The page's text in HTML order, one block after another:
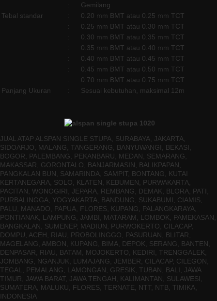
:
Gemilang
Tebal standar
:
0.20 mm BMT atau 0.25 mm TCT
:
0.25 mm BMT atau 0.30 mm TCT
:
0.30 mm BMT atau 0.35 mm TCT
:
0.35 mm BMT atau 0.40 mm TCT
:
0.40 mm BMT atau 0.45 mm TCT
:
0.45 mm BMT atau 0.50 mm TCT
:
0.70 mm BMT atau 0.75 mm TCT
Panjang Ukuran
: Sesuai kebutuhan, maksimal 12m
JUAL ATAP ALSPAN SINGLE STUPA, SURABAYA, JAKARTA,
SIDOARJO, MALANG, TANGERANG, BANYUWANGI, BEKASI,
BOGOR, PALEMBANG, PEKANBARU, MEDAN, SEMARANG,
MAKASSAR, GORONTALO, BANJARMASIN, BALIKPAPAN,
PANGKALAN BUN, SAMARINDA, SAMPIT, BONTANG, KUTAI
KERTANEGARA, SOLO, KLATEN, KEBUMEN, PURWAKARTA,
PACITAN, WONOGIRI, JEPARA, REMBANG, DEMAK, BLORA, PATI,
PURBALINGGA, YOGYAKARTA, BANDUNG, SUKABUMI, CIAMIS,
PALU, MANADO, PAPUA, FLORES, KUPANG, PALANGKARAYA,
PONTIANAK, LAMPUNG, JAMBI, MATARAM, LOMBOK, PAMEKASAN,
BANGKALAN, SUMENEP, MADIUN, PURWOKERTO, CILACAP,
DOMPU, ACEH, RIAU, PROBOLINGGO, PASURUAN, BLITAR,
MAGELANG, AMBON, KUPANG, BIMA, DEPOK, SERANG, BANTEN,
DENPASAR, RIAU, BATAM, MOJOKERTO, KEDIRI, TRENGGALEK,
JOMBANG, NGANJUK, LUMAJANG, JEMBER, CILACAP, CILEGON,
TEGAL, PEMALANG, LAMONGAN, GRESIK, TUBAN, BALI, JAWA
TIMUR, JAWA BARAT, JAWA TENGAH, KALIMANTAN, SULAWESI,
SUMATERA, MALUKU, FLORES, TERNATE, NTT, NTB, TIMIKA,
INDONESIA